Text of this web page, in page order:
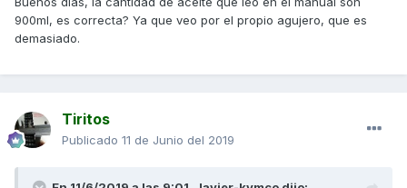
900ml, es correcta? Ya que veo por el propio agujero, que es
demasiado.
Tiritos
Publicado 11 de Junio del 2019